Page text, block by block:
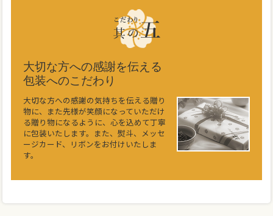
大切な方への感謝を伝える
包装へのこだわり
大切な方への感謝の気持ちを伝える贈り
物に、また先様が笑顔になっていただけ
る贈り物になるように、心を込めて丁寧
に包装いたします。また、熨斗、メッセ
ージカード、リボンをお付けいたしま
す。